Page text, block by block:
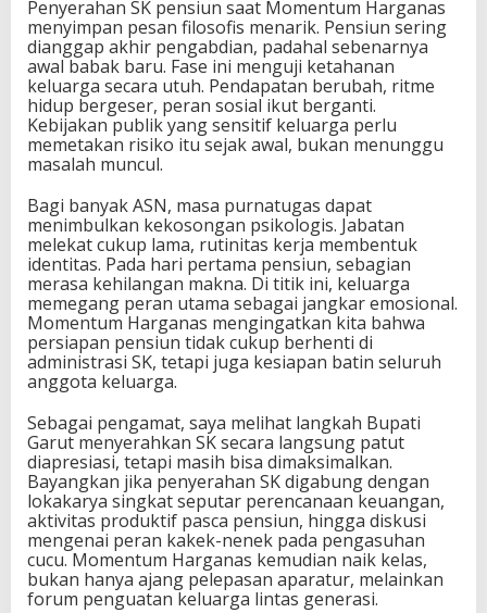
Penyerahan SK pensiun saat Momentum Harganas
menyimpan pesan filosofis menarik. Pensiun sering
dianggap akhir pengabdian, padahal sebenarnya
awal babak baru. Fase ini menguji ketahanan
keluarga secara utuh. Pendapatan berubah, ritme
hidup bergeser, peran sosial ikut berganti.
Kebijakan publik yang sensitif keluarga perlu
memetakan risiko itu sejak awal, bukan menunggu
masalah muncul.
Bagi banyak ASN, masa purnatugas dapat
menimbulkan kekosongan psikologis. Jabatan
melekat cukup lama, rutinitas kerja membentuk
identitas. Pada hari pertama pensiun, sebagian
merasa kehilangan makna. Di titik ini, keluarga
memegang peran utama sebagai jangkar emosional.
Momentum Harganas mengingatkan kita bahwa
persiapan pensiun tidak cukup berhenti di
administrasi SK, tetapi juga kesiapan batin seluruh
anggota keluarga.
Sebagai pengamat, saya melihat langkah Bupati
Garut menyerahkan SK secara langsung patut
diapresiasi, tetapi masih bisa dimaksimalkan.
Bayangkan jika penyerahan SK digabung dengan
lokakarya singkat seputar perencanaan keuangan,
aktivitas produktif pasca pensiun, hingga diskusi
mengenai peran kakek-nenek pada pengasuhan
cucu. Momentum Harganas kemudian naik kelas,
bukan hanya ajang pelepasan aparatur, melainkan
forum penguatan keluarga lintas generasi.